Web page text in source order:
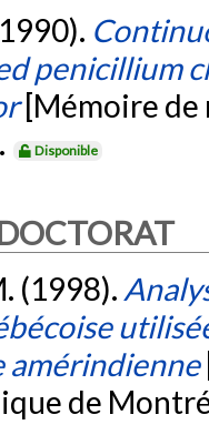
penicillium
[Mémoire de
Disponible
(1998).
amérindienne
de